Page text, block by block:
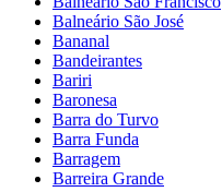
Balneário São José
Bananal
Bandeirantes
Bariri
Baronesa
Barra do Turvo
Barra Funda
Barragem
Barreira Grande